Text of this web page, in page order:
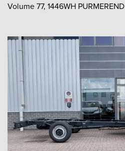
Volume 77, 1446WH PURMEREND